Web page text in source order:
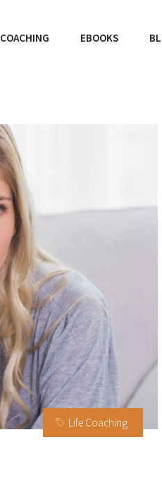
COACHING EBOOKS
Life Coaching